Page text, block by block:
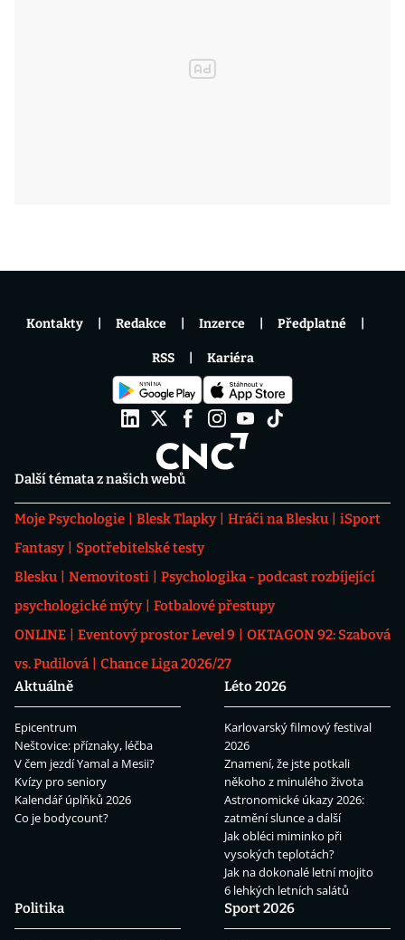
Další témata z našich webů
Moje Psychologie Blesk Tlapky Hráči na Blesku
iSport
Fantasy
Spotřebitelské testy
Blesku
Nemovitosti
Psychologika - podcast rozbíjející
psychologické mýty
Fotbalové přestupy
ONLINE
Eventový prostor Level 9
OKTAGON 92: Szabová
vs. Pudilová
Chance Liga 2026/27
Aktuálně
Epicentrum
Neštovice: příznaky, léčba
V čem jezdí Yamal a Mesii?
Kvízy pro seniory
Kalendář úplňků 2026
Co je bodycount?
Léto 2026
Karlovarský filmový festival
2026
Znamení, že jste potkali
někoho z minulého života
Astronomické úkazy 2026:
zatmění slunce a další
Jak obléci miminko při
vysokých teplotách?
Jak na dokonalé letní mojito
6 lehkých letních salátů
Politika
Sport 2026
Kontakty Redakce Inzerce Předplatné
RSS Kariéra